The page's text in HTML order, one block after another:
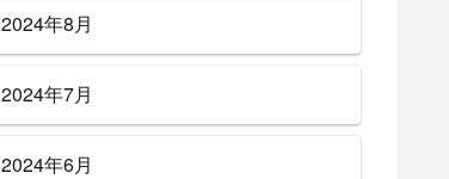
2024年8月
2024年7月
2024年6月